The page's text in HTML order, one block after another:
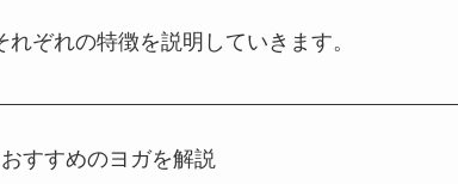
ぞれの特徴を説明していきます。
すすめのヨガを解説